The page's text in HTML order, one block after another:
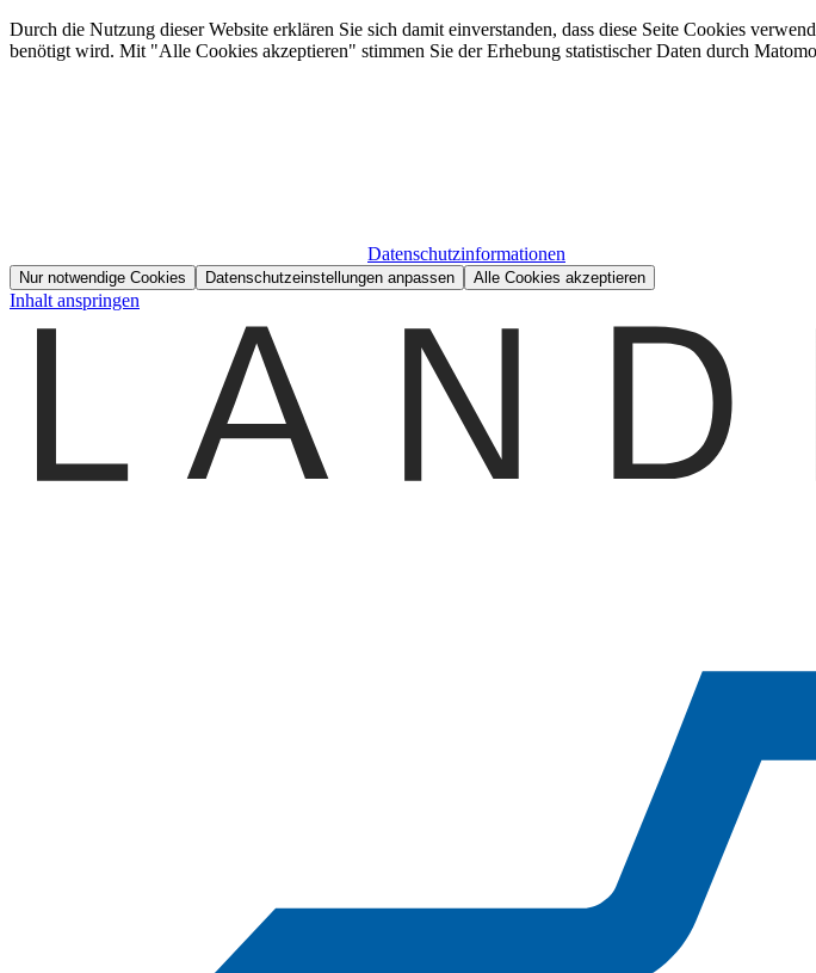
Durch die Nutzung dieser Website erklären Sie sich damit einverstanden, dass diese Seite Cookies
benötigt wird. Mit "Alle Cookies akzeptieren" stimmen Sie der Erhebung statistischer Daten durch
Datenschutzinformationen
Nur notwendige Cookies Datenschutzeinstellungen anpassen Alle Cookies akzeptieren
Inhalt anspringen